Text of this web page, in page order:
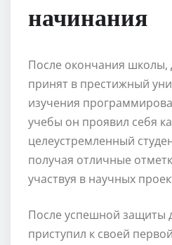
начинания
После окончания
принят в престижный
изучения
учебы он проявил себя
целеустремленный
получая отличные
участвуя в научных
После успешной защиты
приступил к своей